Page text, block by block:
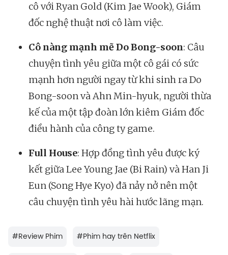
cô với Ryan Gold (Kim Jae Wook), Giám
đốc nghệ thuật nơi cô làm việc.
Cô nàng mạnh mẽ Do Bong-soon: Câu
chuyện tình yêu giữa một cô gái có sức
mạnh hơn người ngay từ khi sinh ra Do
Bong-soon và Ahn Min-hyuk, người thừa
kế của một tập đoàn lớn kiêm Giám đốc
điều hành của công ty game.
Full House: Hợp đồng tình yêu được ký
kết giữa Lee Young Jae (Bi Rain) và Han Ji
Eun (Song Hye Kyo) đã nảy nở nên một
câu chuyện tình yêu hài hước lãng mạn.
#Review Phim #Phim hay trên Netflix